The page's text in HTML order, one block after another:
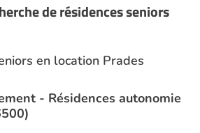
de résidences seniors
en location Prades
- Résidences autonomie